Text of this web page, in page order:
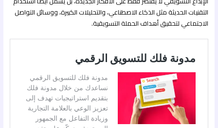
التقنيات الحديثة مثل الذكاء الاصطناعي، والتحليلات الكبيرة، ووسائل التواصل
الاجتماعي لتحقيق أهداف الحملة التسويقية.